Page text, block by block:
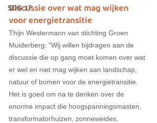
SDG 17
Discussie over wat mag wijken
voor energietransitie
Thijn Westermann van stichting Groen
Muiderberg: "Wij willen bijdragen aan de
discussie die op gang moet komen over wat
er wel en niet mag wijken aan landschap,
natuur of bomen voor de energietransitie.
Het is goed om na te denken over de
enorme impact die hoogspanningsmasten,
transformatorhuizen, zonneweides,